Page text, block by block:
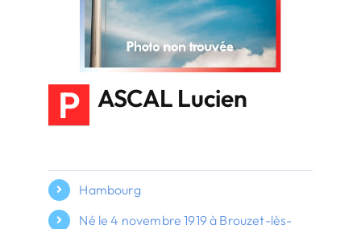
P ASCAL Lucien
Hambourg
Né le 4 novembre 1919 à Brouzet-lès-